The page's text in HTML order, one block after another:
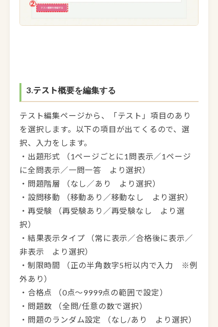
3.テスト概要を編集する
テスト編集ページから、「テスト」項目のあり
を選択します。以下の項目が出てくるので、選
択、入力をします。
・出題形式 （1ページごとに1問表示／1ページ
に全問表示／一問一答 より選択）
・問題階層 （なし／あり より選択）
・設問移動 （移動あり／移動なし より選択）
・再受験 （再受験あり／再受験なし より選
択）
・結果表示タイプ （常に表示／合格後に表示／
非表示 より選択）
・制限時間 （正の半角数字5桁以内で入力 ※例
外あり）
・合格点 （0点～9999点の範囲で設定）
・問題数 （全問/任意の数で選択）
・問題のランダム設定 （なし/あり より選択）